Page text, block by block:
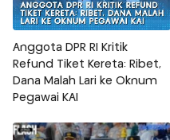
Anggota DPR RI Kritik
Refund Tiket Kereta: Ribet,
Dana Malah Lari ke Oknum
Pegawai KAI